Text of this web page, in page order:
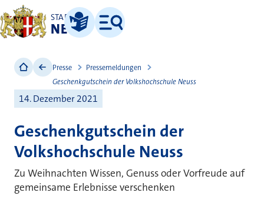
STADT
NEUSS
Leichte Sprache
Menü
Presse
Pressemeldungen
Geschenkgutschein der Volkshochschule Neuss
14. Dezember 2021
Geschenkgutschein der
Volkshochschule Neuss
Zu Weihnachten Wissen, Genuss oder Vorfreude auf
gemeinsame Erlebnisse verschenken